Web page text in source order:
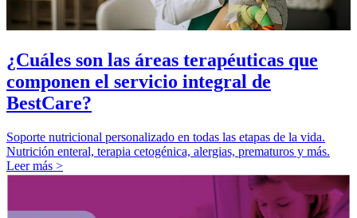
¿Cuáles son las áreas terapéuticas que
componen el servicio integral de
BestCare?
Soporte nutricional personalizado en todas las etapas de la vida.
Nutrición enteral, terapia cetogénica, alergias, prematuros y más.
Leer más >